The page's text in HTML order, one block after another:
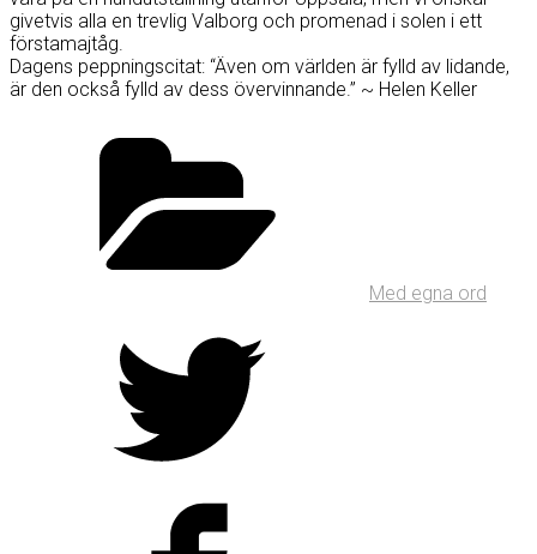
givetvis alla en trevlig Valborg och promenad i solen i ett
förstamajtåg.
Dagens peppningscitat: “Även om världen är fylld av lidande,
är den också fylld av dess övervinnande.” ~ Helen Keller
Med egna ord